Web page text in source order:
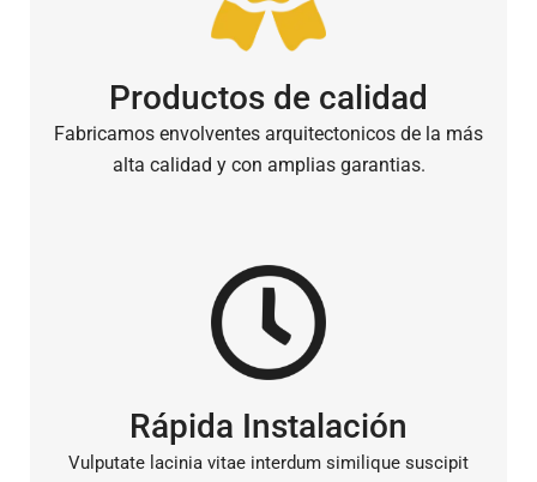
Productos de calidad
Fabricamos envolventes arquitectonicos de la más
alta calidad y con amplias garantias.
Rápida Instalación
Vulputate lacinia vitae interdum similique suscipit